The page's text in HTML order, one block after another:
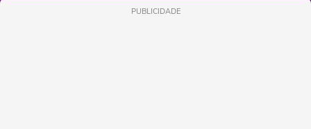
PUBLICIDADE